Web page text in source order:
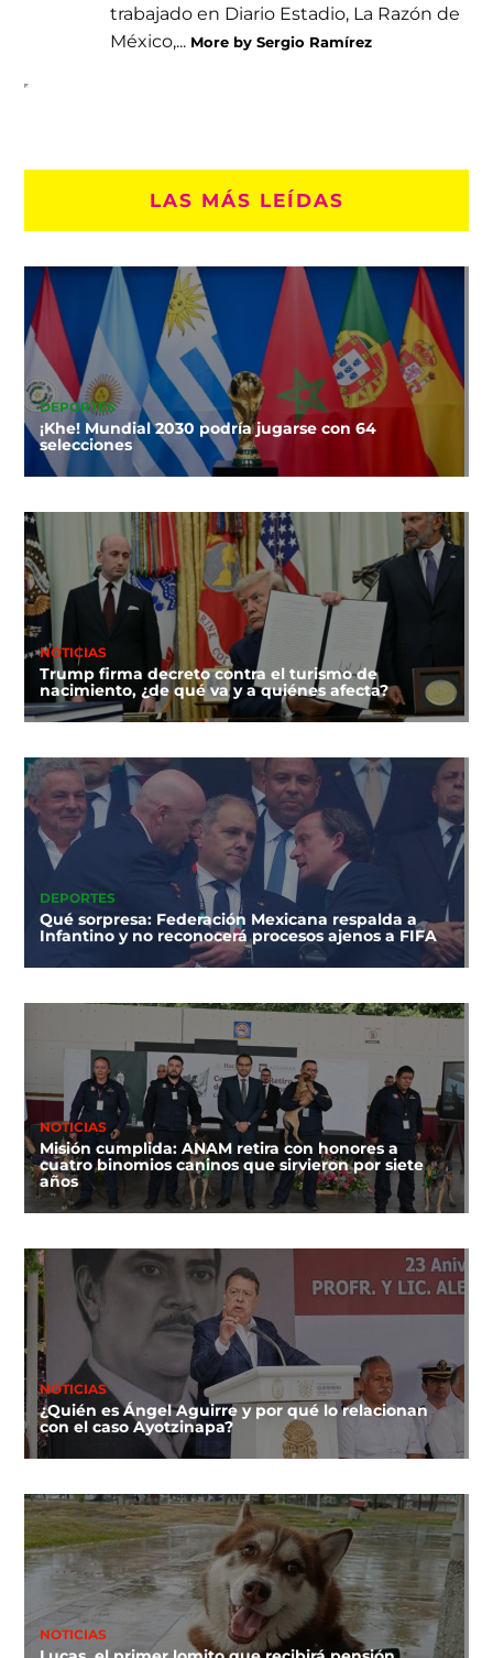
trabajado en Diario Estadio, La Razón de
México,... More by Sergio Ramírez
LAS MÁS LEÍDAS
DEPORTES
¡Khe! Mundial 2030 podría jugarse con 64
selecciones
NOTICIAS
Trump firma decreto contra el turismo de
nacimiento, ¿de qué va y a quiénes afecta?
DEPORTES
Qué sorpresa: Federación Mexicana respalda a
Infantino y no reconocerá procesos ajenos a FIFA
NOTICIAS
Misión cumplida: ANAM retira con honores a
cuatro binomios caninos que sirvieron por siete
años
NOTICIAS
¿Quién es Ángel Aguirre y por qué lo relacionan
con el caso Ayotzinapa?
NOTICIAS